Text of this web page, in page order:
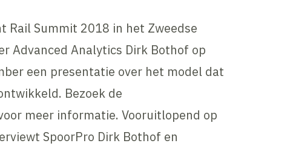
Rail Summit 2018 in het Zweedse
Advanced Analytics Dirk Bothof op
een presentatie over het model dat
Bezoek de
meer informatie. Vooruitlopend op
SpoorPro Dirk Bothof en